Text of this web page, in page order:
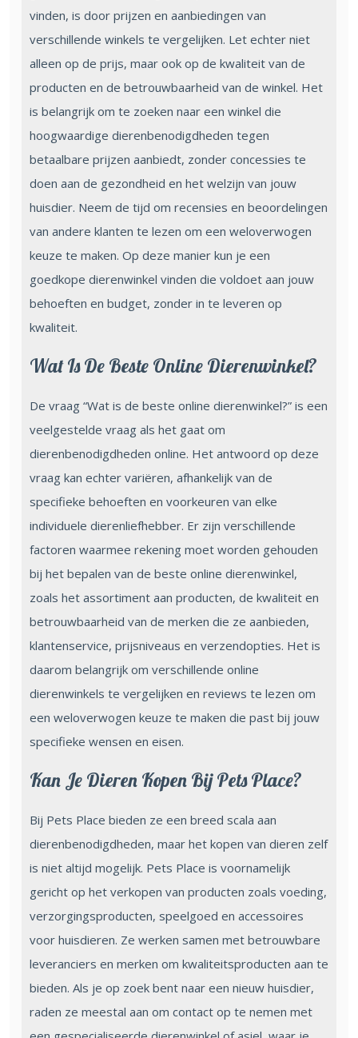
vinden, is door prijzen en aanbiedingen van
verschillende winkels te vergelijken. Let echter niet
alleen op de prijs, maar ook op de kwaliteit van de
producten en de betrouwbaarheid van de winkel. Het
is belangrijk om te zoeken naar een winkel die
hoogwaardige dierenbenodigdheden tegen
betaalbare prijzen aanbiedt, zonder concessies te
doen aan de gezondheid en het welzijn van jouw
huisdier. Neem de tijd om recensies en beoordelingen
van andere klanten te lezen om een weloverwogen
keuze te maken. Op deze manier kun je een
goedkope dierenwinkel vinden die voldoet aan jouw
behoeften en budget, zonder in te leveren op
kwaliteit.
Wat Is De Beste Online Dierenwinkel?
De vraag “Wat is de beste online dierenwinkel?” is een
veelgestelde vraag als het gaat om
dierenbenodigdheden online. Het antwoord op deze
vraag kan echter variëren, afhankelijk van de
specifieke behoeften en voorkeuren van elke
individuele dierenliefhebber. Er zijn verschillende
factoren waarmee rekening moet worden gehouden
bij het bepalen van de beste online dierenwinkel,
zoals het assortiment aan producten, de kwaliteit en
betrouwbaarheid van de merken die ze aanbieden,
klantenservice, prijsniveaus en verzendopties. Het is
daarom belangrijk om verschillende online
dierenwinkels te vergelijken en reviews te lezen om
een weloverwogen keuze te maken die past bij jouw
specifieke wensen en eisen.
Kan Je Dieren Kopen Bij Pets Place?
Bij Pets Place bieden ze een breed scala aan
dierenbenodigdheden, maar het kopen van dieren zelf
is niet altijd mogelijk. Pets Place is voornamelijk
gericht op het verkopen van producten zoals voeding,
verzorgingsproducten, speelgoed en accessoires
voor huisdieren. Ze werken samen met betrouwbare
leveranciers en merken om kwaliteitsproducten aan te
bieden. Als je op zoek bent naar een nieuw huisdier,
raden ze meestal aan om contact op te nemen met